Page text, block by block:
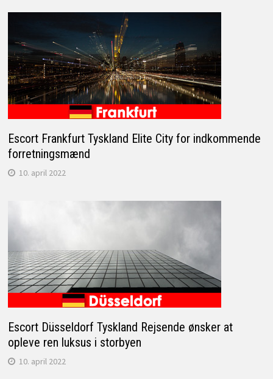
Escort Frankfurt Tyskland Elite City for indkommende
forretningsmænd
10. april 2022
Escort Düsseldorf Tyskland Rejsende ønsker at
opleve ren luksus i storbyen
10. april 2022